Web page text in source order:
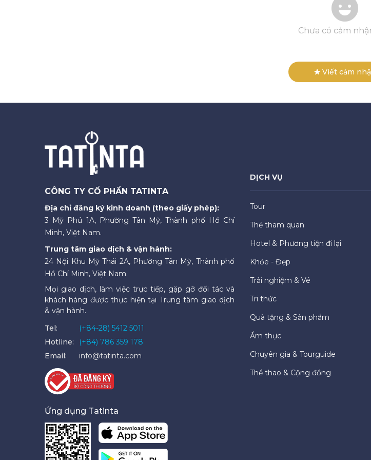
Chưa có cảm
Viết cảm
CÔNG TY CỔ PHẦN TATINTA
Địa chỉ đăng ký kinh doanh (theo giấy phép):
3 Mỹ Phú 1A, Phường Tân Mỹ, Thành phố Hồ Chí
Minh, Việt Nam.
Trung tâm giao dịch & vận hành:
24 Nội Khu Mỹ Thái 2A, Phường Tân Mỹ, Thành phố
Hồ Chí Minh, Việt Nam.
Mọi giao dịch, làm việc trực tiếp, gặp gỡ đối tác và
khách hàng được thực hiện tại Trung tâm giao dịch
& vận hành.
Tel:
(+84-28) 5412 5011
Hotline:
(+84) 786 359 178
Email:
info@tatinta.com
Ứng dụng Tatinta
DỊCH VỤ
Tour
Thẻ tham quan
Hotel & Phương tiện đi lại
Khỏe - Đẹp
Trải nghiệm & Vé
Tri thức
Quà tặng & Sản phẩm
Ẩm thực
Chuyên gia & Tourguide
Thể thao & Cộng đồng